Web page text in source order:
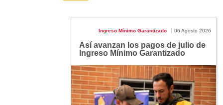
Ingreso Mínimo Garantizado 06 Agosto 2026
Así avanzan los pagos de julio de
Ingreso Mínimo Garantizado